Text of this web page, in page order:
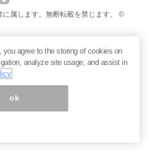
に属します。無断転載を禁じます。 ©
you agree to the storing of cookies on
analyze site usage, and assist in
ok